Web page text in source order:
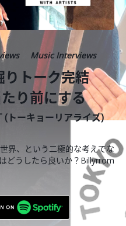
Music Interviews
トーク完結
り前にする
(トーキョーリアライズ)
界、という二極的な考えでな
どうしたら良いか？Billyrrom